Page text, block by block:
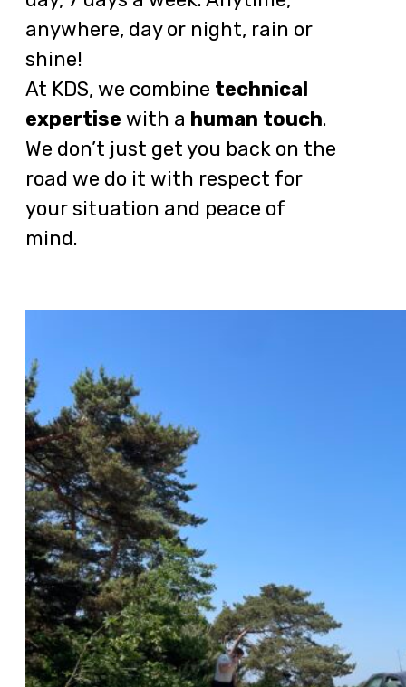
anywhere, day or night, rain or
shine!
At KDS, we combine technical
expertise with a human touch.
We don’t just get you back on the
road we do it with respect for
your situation and peace of
mind.